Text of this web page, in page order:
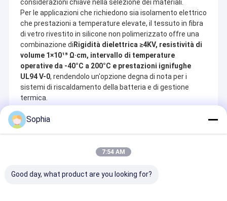
considerazioni chiave nella selezione dei materiali.
Per le applicazioni che richiedono sia isolamento elettrico
che prestazioni a temperature elevate, il tessuto in fibra
di vetro rivestito in silicone non polimerizzato offre una
combinazione di Rigidità dielettrica ≥4KV, resistività di
volume 1×10¹⁵ Ω·cm, intervallo di temperature
operative da -40°C a 200°C e prestazioni ignifughe
UL94 V-0, rendendolo un'opzione degna di nota per i
sistemi di riscaldamento della batteria e di gestione
termica.
· Pronto per la personalizzazione – Soluzioni flessibili su misura
per le vostre esigenze.
Non siamo solo commercianti: siamo il vostro partner di fiducia
all'interno della catena di fornitura.
Apprezziamo ogni collaborazione, costruendo le nostre relazioni
sulla sincerità e integrità.
Non vediamo l’ora di instaurare con voi una partnership solida e
duratura, crescendo insieme e creando un futuro condiviso.
UN.Tex (Dalian) Co., Ltd.
Indirizzo: città di Dalian, provincia di Liaoning, Cina
E-mail: info@un-tex.com
Sito web:www.un-tex.com
Sophia
7:54 AM
Good day, what product are you looking for?